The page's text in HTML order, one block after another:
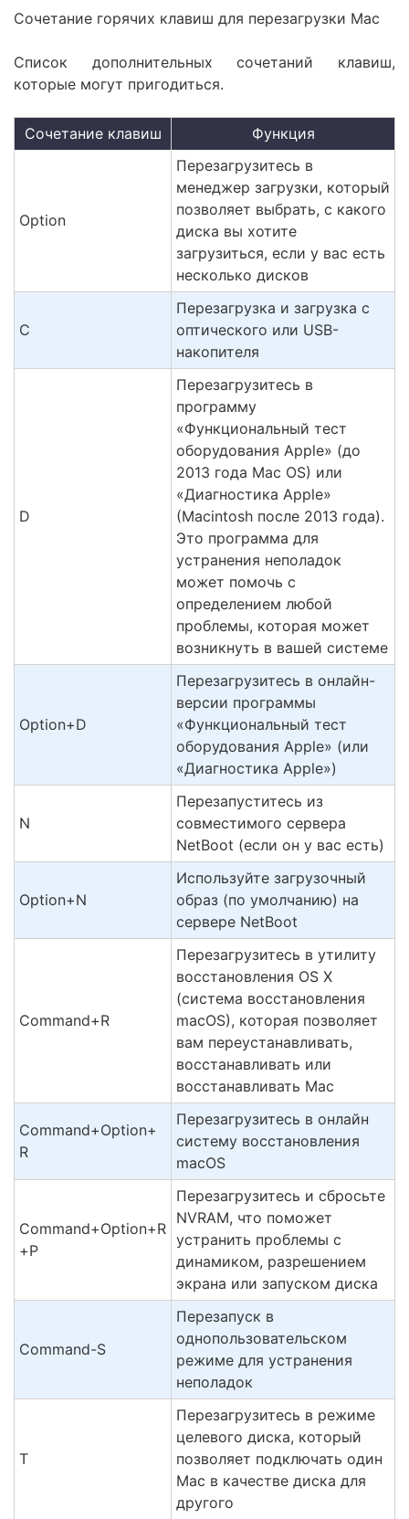
Сочетание горячих клавиш для перезагрузки Mac
Список дополнительных сочетаний клавиш,
которые могут пригодиться.
Сочетание клавиш Функция
Option
Перезагрузитесь в
менеджер загрузки, который
позволяет выбрать, с какого
диска вы хотите
загрузиться, если у вас есть
несколько дисков
C
Перезагрузка и загрузка с
оптического или USB-
накопителя
D
Перезагрузитесь в
программу
«Функциональный тест
оборудования Apple» (до
2013 года Mac OS) или
«Диагностика Apple»
(Macintosh после 2013 года).
Это программа для
устранения неполадок
может помочь с
определением любой
проблемы, которая может
возникнуть в вашей системе
Option+D
Перезагрузитесь в онлайн-
версии программы
«Функциональный тест
оборудования Apple» (или
«Диагностика Apple»)
N
Перезапуститесь из
совместимого сервера
NetBoot (если он у вас есть)
Option+N
Используйте загрузочный
образ (по умолчанию) на
сервере NetBoot
Command+R
Перезагрузитесь в утилиту
восстановления OS X
(система восстановления
macOS), которая позволяет
вам переустанавливать,
восстанавливать или
восстанавливать Mac
Command+Option+
R
Перезагрузитесь в онлайн
систему восстановления
macOS
Command+Option+R
+P
Перезагрузитесь и сбросьте
NVRAM, что поможет
устранить проблемы с
динамиком, разрешением
экрана или запуском диска
Command-S
Перезапуск в
однопользовательском
режиме для устранения
неполадок
T
Перезагрузитесь в режиме
целевого диска, который
позволяет подключать один
Mac в качестве диска для
другого